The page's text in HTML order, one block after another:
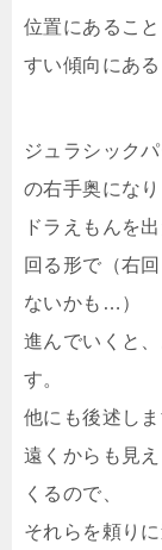
位置にあるこ
すい傾向にある
ジュラシック
の右手奥になり
ドラえもんを
回る形で（右
ないかも…）
進んでいくと
す。
他にも後述し
遠くからも見
くるので、
それらを頼り